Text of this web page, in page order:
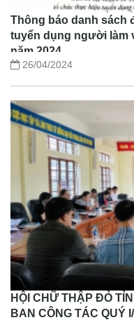
Thông báo danh sách
tuyển dụng người làm
năm 2024
26/04/2024
HỘI CHỮ THẬP ĐỎ
BAN CÔNG TÁC QUÝ